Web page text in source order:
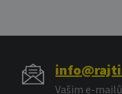
Vašim e-